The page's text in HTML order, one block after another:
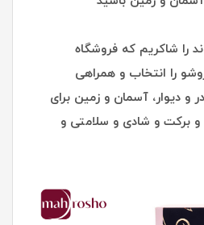
را شاکریم که فروشگاه
را انتخاب و همراهی
و دیوار، آسمان و زمین برای
و برکت و شادی و سلامتی و